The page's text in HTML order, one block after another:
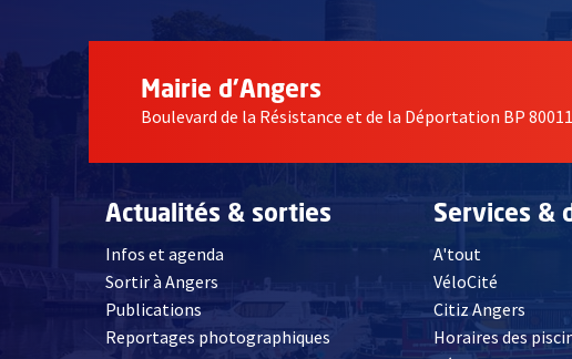
Mairie d'Angers
Boulevard de la Résistance et de la Déportation BP 80011
Actualités & sorties
Infos et agenda
Sortir à Angers
Publications
Reportages photographiques
Services &
A'tout
VéloCité
Citiz Angers ,
Horaires des